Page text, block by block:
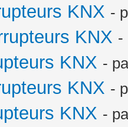
KNX -
KNX -
KNX -
KNX -
KNX -